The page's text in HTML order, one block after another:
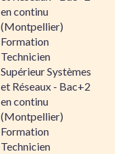
en continu
(Montpellier)
Formation
Technicien
Supérieur Systèmes
et Réseaux - Bac+2
en continu
(Montpellier)
Formation
Technicien